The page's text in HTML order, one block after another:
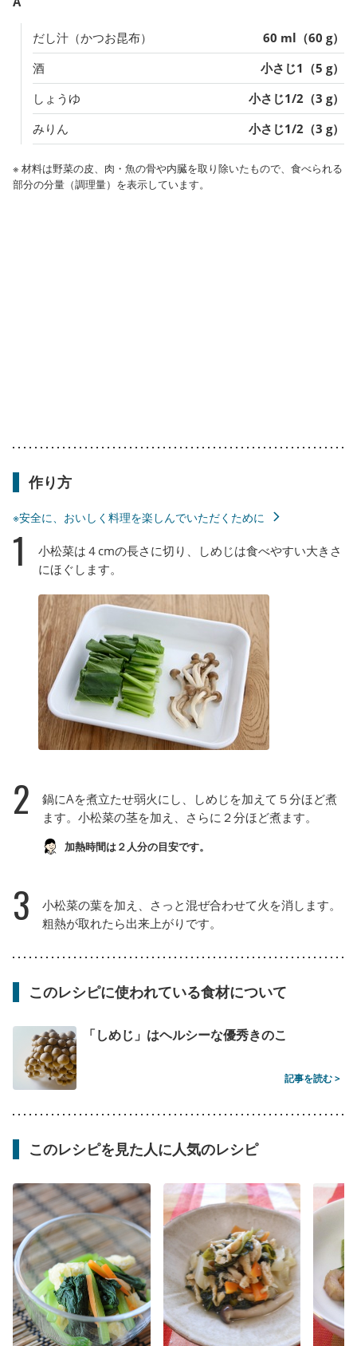
だし汁（かつお昆布）
60 ml（60 g）
酒
小さじ1（5 g）
しょうゆ
小さじ1/2（3 g）
みりん
小さじ1/2（3 g）
※ 材料は野菜の皮、肉・魚の骨や内臓を取り除いたもので、食べられる
部分の分量（調理量）を表示しています。
作り方
※安全に、おいしく料理を楽しんでいただくために
1
小松菜は４cmの長さに切り、しめじは食べやすい大きさ
にほぐします。
2
鍋にAを煮立たせ弱火にし、しめじを加えて５分ほど煮
ます。小松菜の茎を加え、さらに２分ほど煮ます。
加熱時間は２人分の目安です。
3
小松菜の葉を加え、さっと混ぜ合わせて火を消します。
粗熱が取れたら出来上がりです。
このレシピに使われている食材について
「しめじ」はヘルシーな優秀きのこ
記事を読む >
このレシピを見た人に人気のレシピ